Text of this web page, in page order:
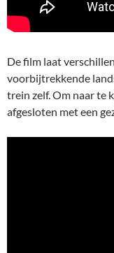
De film laat
voorbijtrekkende
trein zelf. Om naar te
afgesloten met een